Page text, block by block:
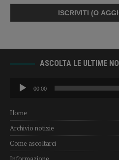
ASCOLTA LE ULTIME
Audio
Player
00:00
Home
Archivio notizie
Come ascoltarci